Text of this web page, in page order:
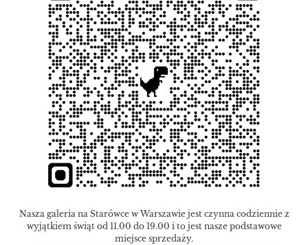
Nasza galeria na Starówce w Warszawie jest czynna codziennie z
wyjątkiem świąt od 11.00 do 19.00 i to jest nasze podstawowe
miejsce sprzedaży.